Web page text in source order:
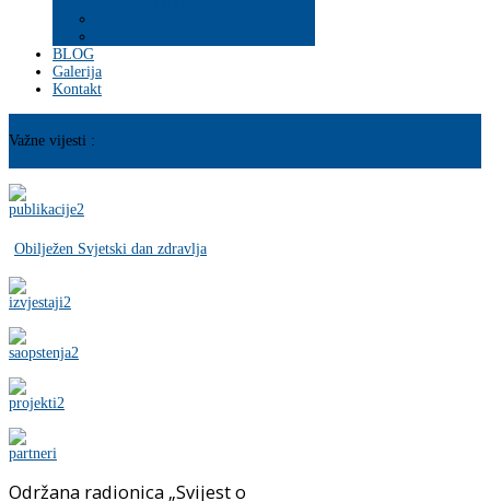
BLOG
Galerija
Kontakt
Važne vijesti :
Obilježen Svjetski dan zdravlja
Održana radionica „Svijest o